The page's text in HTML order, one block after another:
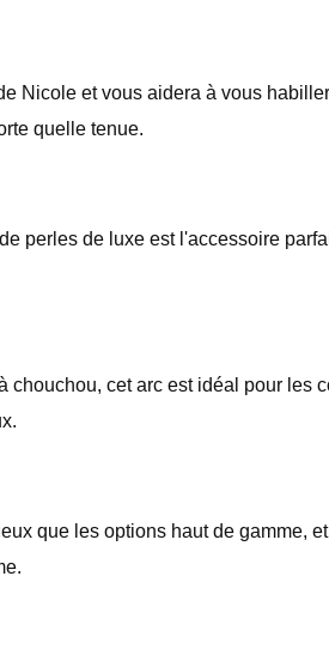
Nicole et vous aidera à vous
quelle tenue.
perles de luxe est l'accessoire
chouchou, cet arc est idéal pour les
que les options haut de gamme,